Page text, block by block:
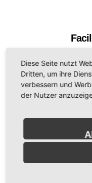
Was ist Facility
Begriff auch klingen mag,
es sich dabei handelt.
man nicht lediglich den
Gebäudes“. Facility
Grundstücks bei, sorgt
Diese Seite nutzt
Dritten, um ihre
verbessern und
der Nutzer